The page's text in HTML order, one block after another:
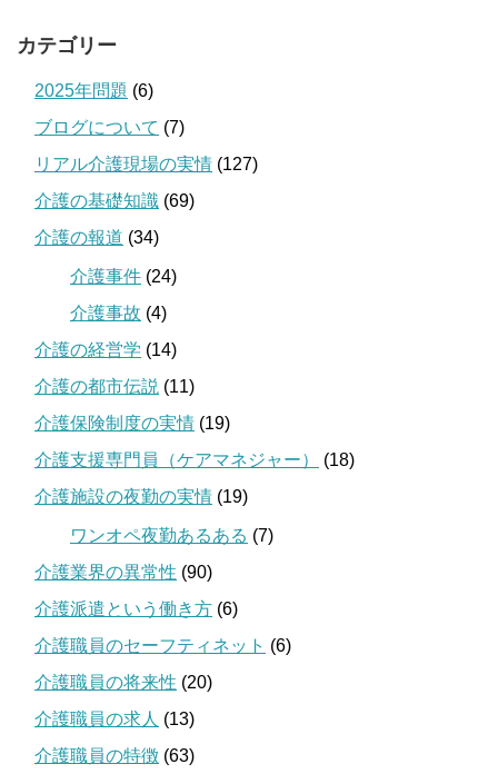
カテゴリー
2025年問題 (6)
ブログについて (7)
リアル介護現場の実情 (127)
介護の基礎知識 (69)
介護の報道 (34)
介護事件 (24)
介護事故 (4)
介護の経営学 (14)
介護の都市伝説 (11)
介護保険制度の実情 (19)
介護支援専門員（ケアマネジャー）
(18)
介護施設の夜勤の実情 (19)
ワンオペ夜勤あるある (7)
介護業界の異常性 (90)
介護派遣という働き方 (6)
介護職員のセーフティネット (6)
介護職員の将来性 (20)
介護職員の求人 (13)
介護職員の特徴 (63)